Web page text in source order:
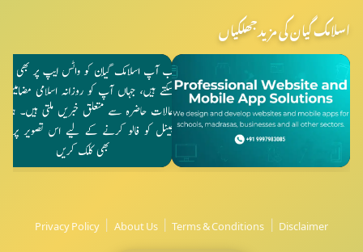
اسلامک گیان کی مزید جھلکیاں
Privacy Policy | About Us | Terms & Conditions | Disclaimer